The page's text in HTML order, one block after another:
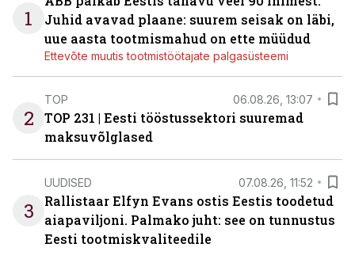
1
Juhid avavad plaane: suurem seisak on läbi,
uue aasta tootmismahud on ette müüdud
Ettevõte muutis tootmistöötajate palgasüsteemi
2
TOP 06.08.26, 13:07
TOP 231 | Eesti tööstussektori suuremad
maksuvõlglased
3
UUDISED 07.08.26, 11:52
Rallistaar Elfyn Evans ostis Eestis toodetud
aiapaviljoni. Palmako juht: see on tunnustus
Eesti tootmiskvaliteedile